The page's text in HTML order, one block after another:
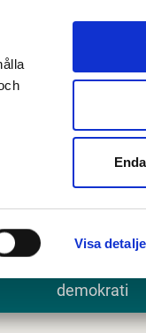
Visa
E-tjänster och
Sök
demokrati